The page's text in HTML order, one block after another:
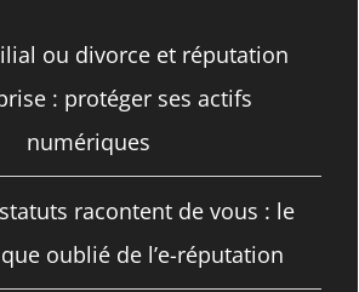
ou divorce et réputation
: protéger ses actifs
numériques
racontent de vous : le
oublié de l’e-réputation